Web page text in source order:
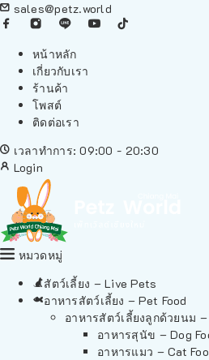
sales@petz.world
หน้าหลัก
เกี่ยวกับเรา
ร้านค้า
โพสต์
ติดต่อเรา
เวลาทำการ: 09:00 - 20:30
Login
หมวดหมู่
สัตว์เลี้ยง – Live Pets
อาหารสัตว์เลี้ยง – Pet Food
อาหารสัตว์เลี้ยงลูกด้วยนม –
อาหารสุนัข – Dog
อาหารแมว – Cat